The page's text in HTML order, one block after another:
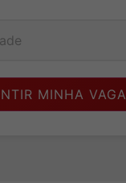
MINHA VAGA